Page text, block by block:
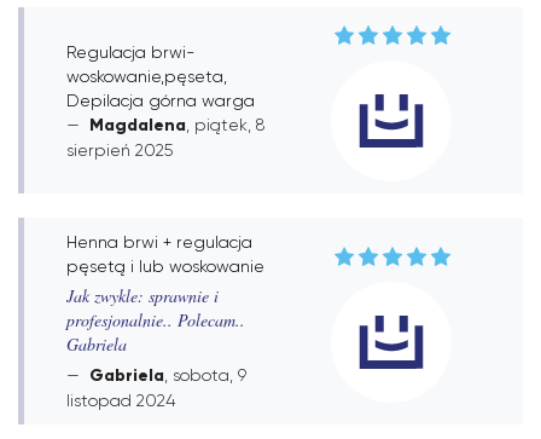
Regulacja brwi-
woskowanie,pęseta,
Depilacja górna warga
Magdalena , piątek, 8
sierpień 2025
Henna brwi + regulacja
pęsetą i lub woskowanie
Jak zwykle: sprawnie i
profesjonalnie.. Polecam..
Gabriela
Gabriela , sobota, 9
listopad 2024